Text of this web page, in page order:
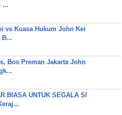
...
vs Kuasa Hukum John Kei
B...
Bos Preman Jakarta John
BIASA UNTUK SEGALA SI